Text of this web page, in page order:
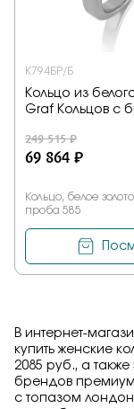
К794БР/Б
Кольцо из
Graf Кольцов с
249 515 ₽
69 864 ₽
Кольцо, белое
проба 585
В интернет-
купить женские
2085 руб., а
брендов премиум
с топазом